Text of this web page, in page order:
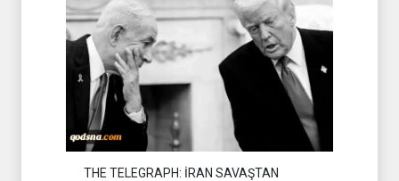
THE TELEGRAPH: İRAN SAVAŞTAN